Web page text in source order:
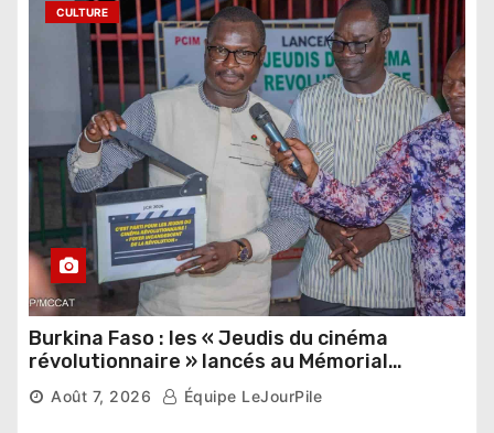
CULTURE
Burkina Faso : les « Jeudis du cinéma
révolutionnaire » lancés au Mémorial
Thomas Sankara
Août 7, 2026 Équipe LeJourPile